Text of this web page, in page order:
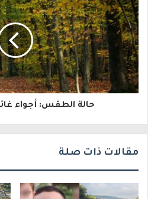
ل
ك
ت
ر
و
ي
حالة الطقس: أجواء
مقالات ذات صلة